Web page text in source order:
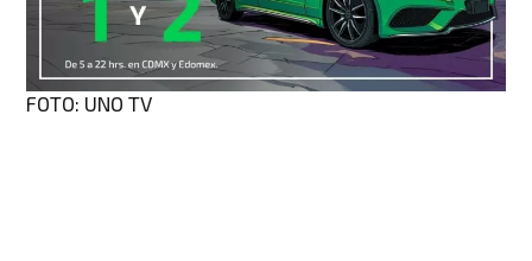
FOTO: UNO TV